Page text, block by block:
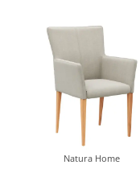
Natura Home